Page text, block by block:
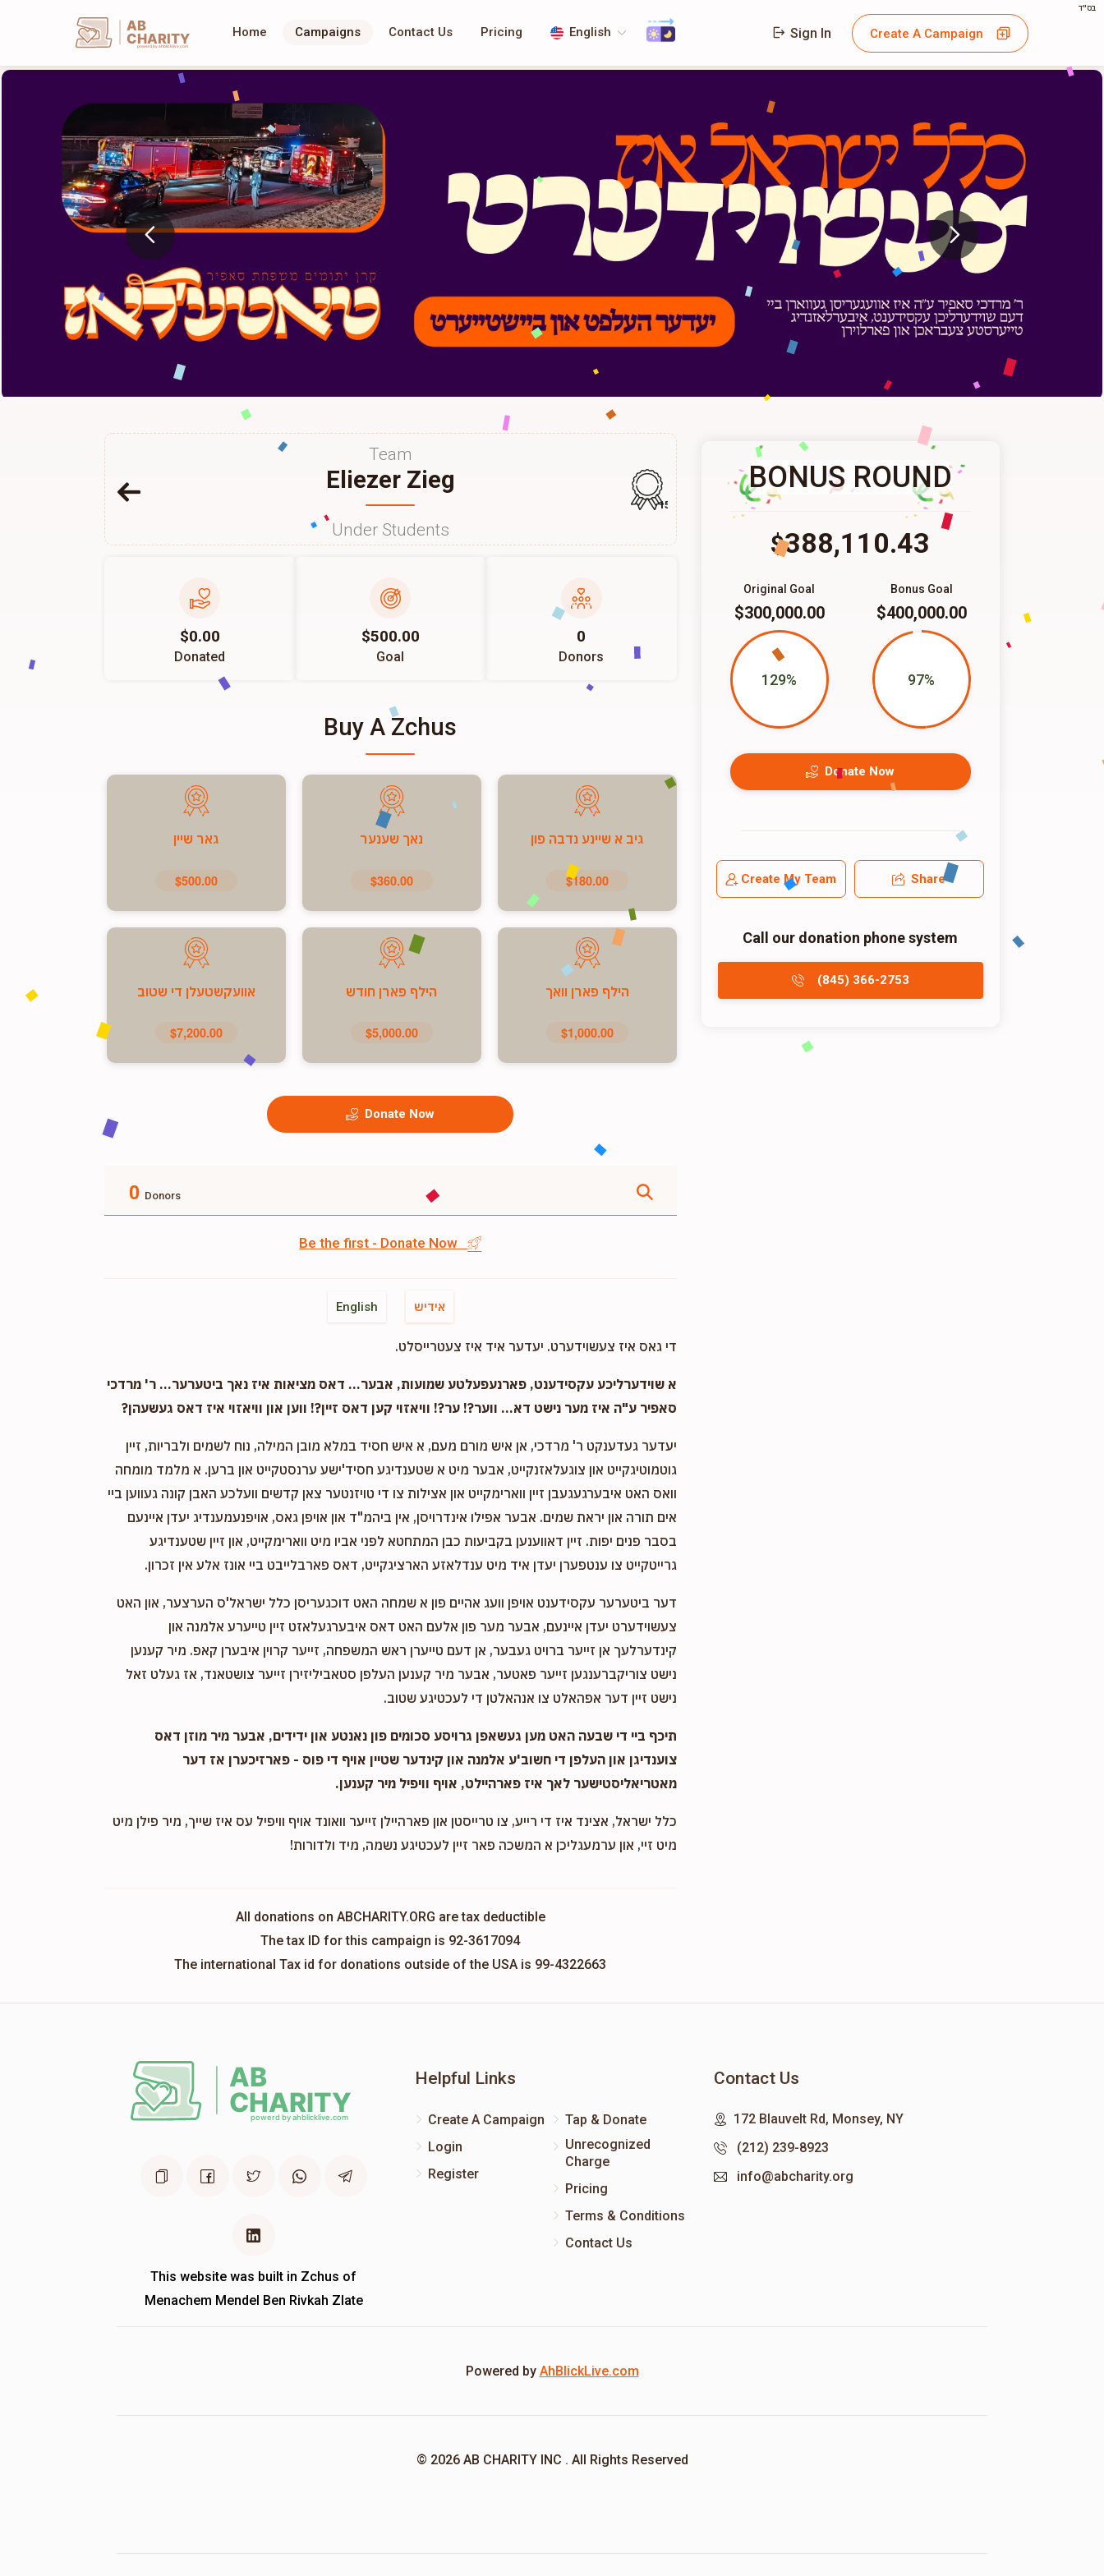
בס"ד
AB
CHARITY
powerd by ahblicklive.com
Home Campaigns Contact Us Pricing English Sign In Create A Campaign
Team
Eliezer Zieg
Under Students
157
$0.00
Donated
$500.00
Goal
0
Donors
Buy A Zchus
גיב א שיינע נדבה פון
$180.00
נאך שענער
$360.00
גאר שיין
$500.00
הילף פארן וואך
$1,000.00
הילף פארן חודש
$5,000.00
אוועקשטעלן די שטוב
$7,200.00
Donate Now
0 Donors
Be the first - Donate Now
English אידיש
די גאס איז צעשוידערט. יעדער איד איז צעטרייסלט.
א שוידערליכע עקסידענט, פארנעפעלטע שמועות, אבער... דאס מציאות איז נאך ביטערער... ר' מרדכי
סאפיר ע"ה איז מער נישט דא... ווער?! ער?! וויאזוי קען דאס זיין?! ווען און וויאזוי איז דאס געשעהן?
יעדער געדענקט ר' מרדכי, אן איש מורם מעם, א איש חסיד במלא מובן המילה, נוח לשמים ולבריות, זיין
גוטמוטיגקייט און צוגעלאזנקייט, אבער מיט א שטענדיגע חסיד'ישע ערנסטקייט און ברען. א מלמד מומחה
וואס האט איבערגעגעבן זיין ווארימקייט און אצילות צו די טויזנטער צאן קדשים וועלכע האבן קונה געווען ביי
אים תורה און יראת שמים. אבער אפילו אינדרויסן, אין ביהמ"ד און אויפן גאס, אויפנעמענדיג יעדן איינעם
בסבר פנים יפות. זיין דאווענען בקביעות כבן המתחטא לפני אביו מיט ווארימקייט, און זיין שטענדיגע
גרייטקייט צו ענטפערן יעדן איד מיט ענדלאזע הארציגקייט, דאס פארבלייבט ביי אונז אלע אין זכרון.
דער ביטערער עקסידענט אויפן וועג אהיים פון א שמחה האט דוכגעריסן כלל ישראל'ס הערצער, און האט
צעשוידערט יעדן איינעם, אבער מער פון אלעם האט דאס איבערגעלאזט זיין טייערע אלמנה און
קינדערלעך אן זייער ברויט געבער, אן דעם טייערן ראש המשפחה, זייער קרוין איבערן קאפ. מיר קענען
נישט צוריקברענגען זייער פאטער, אבער מיר קענען העלפן סטאביליזירן זייער צושטאנד, אז געלט זאל
נישט זיין דער אפהאלט צו אנהאלטן די לעכטיגע שטוב.
תיכף ביי די שבעה האט מען געשאפן גרויסע סכומים פון נאנטע און ידידים, אבער מיר מוזן דאס
צוענדיגן און העלפן די חשוב'ע אלמנה און קינדער שטיין אויף די פוס - פארזיכערן אז דער
מאטריאליסטישער לאך איז פארהיילט, אויף וויפיל מיר קענען.
כלל ישראל, אצינד איז די רייע, צו טרייסטן און פארהיילן זייער וואונד אויף וויפיל עס איז שייך, מיר פילן מיט
מיט זיי, און ערמעגליכן א המשכה פאר זיין לעכטיגע נשמה, מיד ולדורות!
All donations on ABCHARITY.ORG are tax deductible
The tax ID for this campaign is 92-3617094
The international Tax id for donations outside of the USA is 99-4322663
BONUS ROUND
$388,110.43
Bonus Goal
$400,000.00
97%
Original Goal
$300,000.00
129%
Donate Now
Create My Team Share
Call our donation phone system
(845) 366-2753
This website was built in Zchus of
Menachem Mendel Ben Rivkah Zlate
Helpful Links
Create A Campaign
Login
Register
Tap & Donate
Unrecognized
Charge
Pricing
Terms & Conditions
Contact Us
Contact Us
172 Blauvelt Rd, Monsey, NY
(212) 239-8923
info@abcharity.org
Powered by AhBlickLive.com
© 2026 AB CHARITY INC . All Rights Reserved